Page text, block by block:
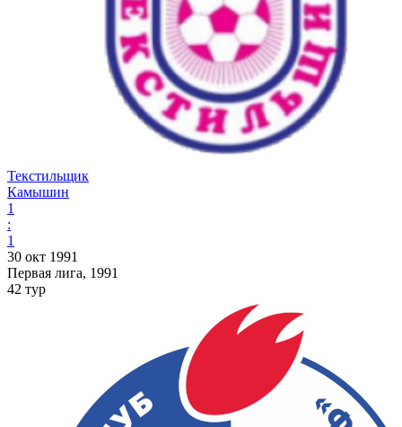
Текстильщик
Камышин
1
:
1
30 окт 1991
Первая лига, 1991
42 тур